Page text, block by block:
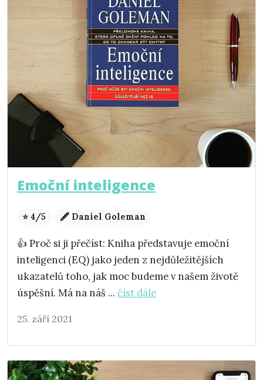
Emoční inteligence
⭐ 4/5 🖋️ Daniel Goleman
👍 Proč si ji přečíst: Kniha představuje emoční
inteligenci (EQ) jako jeden z nejdůležitějších
ukazatelů toho, jak moc budeme v našem životě
úspěšní. Má na náš ... číst dále
25. září 2021